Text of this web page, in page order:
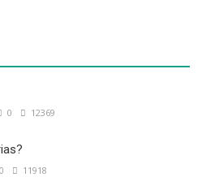
0 12369
0 11918